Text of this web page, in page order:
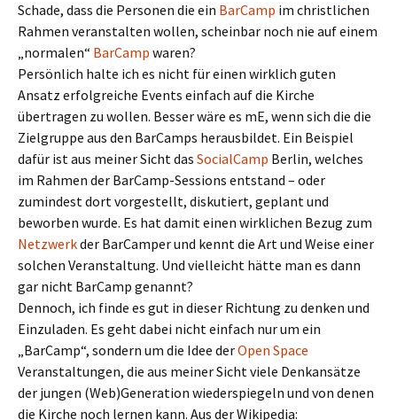
Schade, dass die Personen die ein BarCamp im christlichen
Rahmen veranstalten wollen, scheinbar noch nie auf einem
„normalen“ BarCamp waren?
Persönlich halte ich es nicht für einen wirklich guten
Ansatz erfolgreiche Events einfach auf die Kirche
übertragen zu wollen. Besser wäre es mE, wenn sich die die
Zielgruppe aus den BarCamps herausbildet. Ein Beispiel
dafür ist aus meiner Sicht das SocialCamp Berlin, welches
im Rahmen der BarCamp-Sessions entstand – oder
zumindest dort vorgestellt, diskutiert, geplant und
beworben wurde. Es hat damit einen wirklichen Bezug zum
Netzwerkder BarCamper und kennt die Art und Weise einer
solchen Veranstaltung. Und vielleicht hätte man es dann
gar nicht BarCamp genannt?
Dennoch, ich finde es gut in dieser Richtung zu denken und
Einzuladen. Es geht dabei nicht einfach nur um ein
„BarCamp“, sondern um die Idee derOpen Space
Veranstaltungen, die aus meiner Sicht viele Denkansätze
der jungen (Web)Generation wiederspiegeln und von denen
die Kirche noch lernen kann. Aus der Wikipedia: